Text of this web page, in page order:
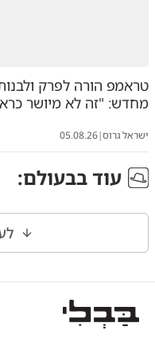
טראמפ הורה לפרק
מחדש: "זה לא מיושר
ישראל גרוס|
05.08.26
עוד בבעולם: